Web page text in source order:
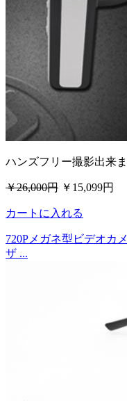
ハンズフリー撮影出来
￥26,000円 ￥15,099円
カートに入れる
720Pメガネ型ビデオカ
ザ ...